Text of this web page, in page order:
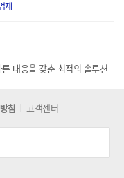
재
대응을 갖춘 최적의 솔루션
침 고객센터